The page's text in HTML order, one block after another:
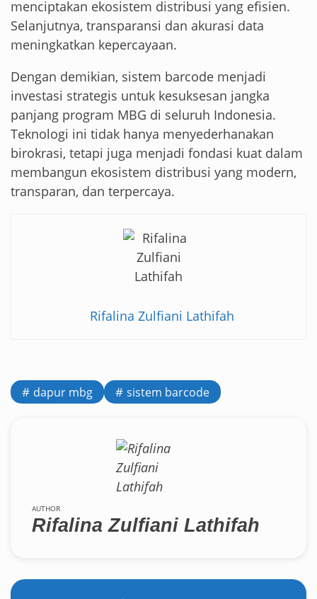
menciptakan ekosistem distribusi yang efisien.
Selanjutnya, transparansi dan akurasi data
meningkatkan kepercayaan.
Dengan demikian, sistem barcode menjadi
investasi strategis untuk kesuksesan jangka
panjang program MBG di seluruh Indonesia.
Teknologi ini tidak hanya menyederhanakan
birokrasi, tetapi juga menjadi fondasi kuat dalam
membangun ekosistem distribusi yang modern,
transparan, dan terpercaya.
Rifalina Zulfiani Lathifah
dapur mbg sistem barcode
AUTHOR
Rifalina Zulfiani Lathifah